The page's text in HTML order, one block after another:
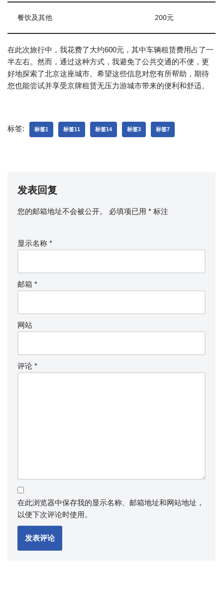
餐饮及其他 200元
在此次旅行中，我花费了大约600元，其中车辆租赁费用占了一
半左右。然而，通过这种方式，我避免了公共交通的不便，更
好地探索了北京这座城市。希望这些信息对您有所帮助，期待
您也能尝试并享受京牌租赁无压力游城市带来的便利和舒适。
标签: 标签1 标签11 标签14 标签3 标签7
发表回复
您的邮箱地址不会被公开。 必填项已用 * 标注
显示名称 *
邮箱 *
网站
评论 *
在此浏览器中保存我的显示名称、邮箱地址和网站地址，
以便下次评论时使用。